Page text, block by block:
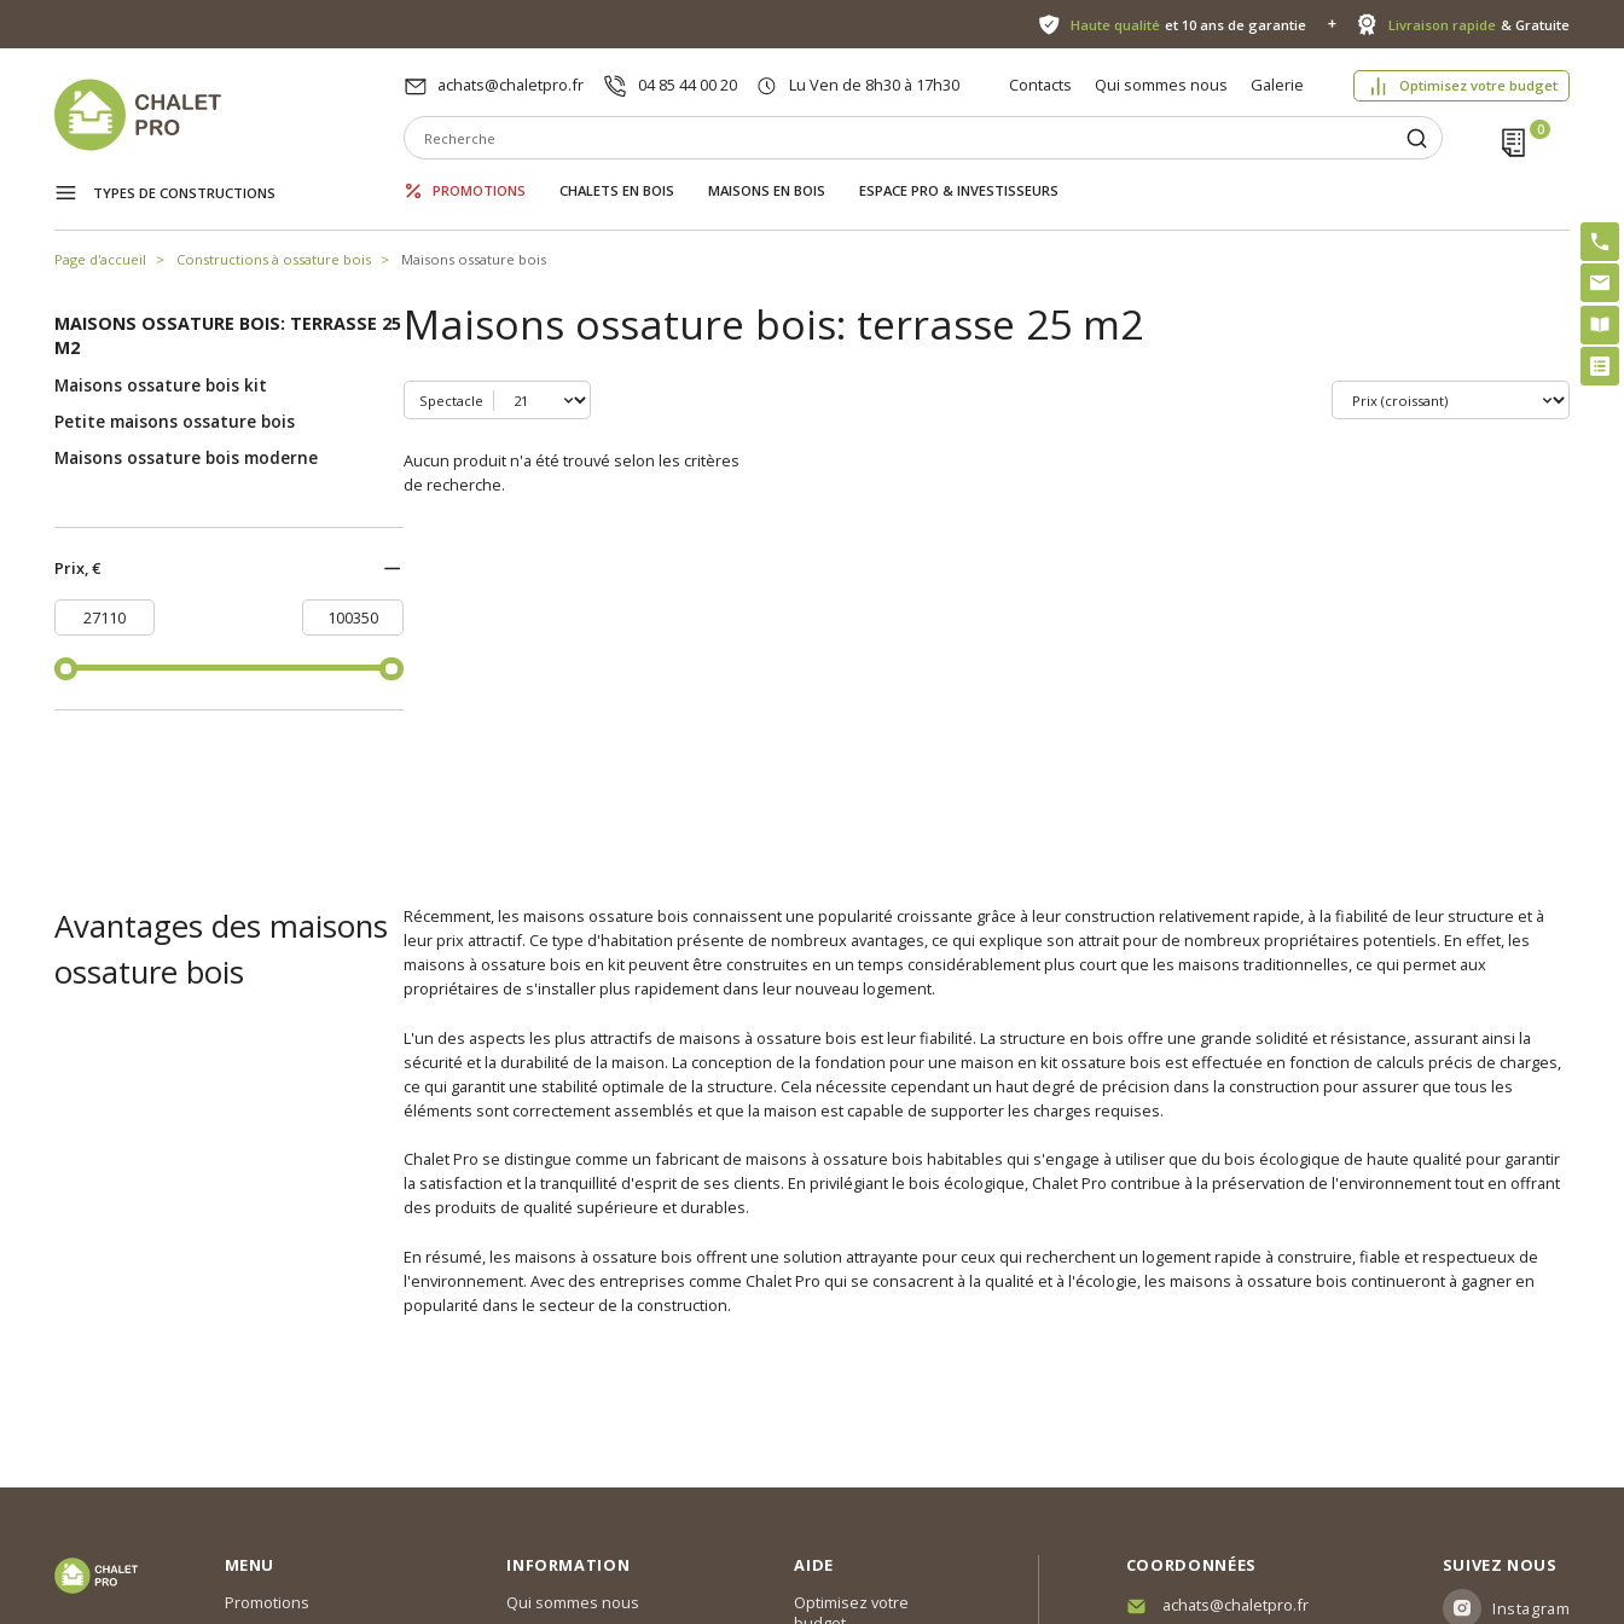
Haute qualité et 10 ans de garantie Livraison rapide & Gratuite
achats@chaletpro.fr 04 85 44 00 20 Lu Ven de 8h30 à 17h30 Contacts Qui sommes nous Galerie Optimisez votre budget
TYPES DE CONSTRUCTIONS PROMOTIONS CHALETS EN BOIS MAISONS EN BOIS ESPACE PRO & INVESTISSEURS
Page d'accueil Constructions à ossature bois Maisons ossature bois
MAISONS OSSATURE BOIS: TERRASSE 25
M2
Maisons ossature bois kit
Petite maisons ossature bois
Maisons ossature bois moderne
Prix, €
Maisons ossature bois: terrasse 25 m2
Spectacle
Aucun produit n'a été trouvé selon les critères
de recherche.
Avantages des maisons
ossature bois
Récemment, les maisons ossature bois connaissent une popularité croissante grâce à leur construction relativement rapide, à la fiabilité de leur structure et à
leur prix attractif. Ce type d'habitation présente de nombreux avantages, ce qui explique son attrait pour de nombreux propriétaires potentiels. En effet, les
maisons à ossature bois en kit peuvent être construites en un temps considérablement plus court que les maisons traditionnelles, ce qui permet aux
propriétaires de s'installer plus rapidement dans leur nouveau logement.
L'un des aspects les plus attractifs de maisons à ossature bois est leur fiabilité. La structure en bois offre une grande solidité et résistance, assurant ainsi la
sécurité et la durabilité de la maison. La conception de la fondation pour une maison en kit ossature bois est effectuée en fonction de calculs précis de charges,
ce qui garantit une stabilité optimale de la structure. Cela nécessite cependant un haut degré de précision dans la construction pour assurer que tous les
éléments sont correctement assemblés et que la maison est capable de supporter les charges requises.
Chalet Pro se distingue comme un fabricant de maisons à ossature bois habitables qui s'engage à utiliser que du bois écologique de haute qualité pour garantir
la satisfaction et la tranquillité d'esprit de ses clients. En privilégiant le bois écologique, Chalet Pro contribue à la préservation de l'environnement tout en offrant
des produits de qualité supérieure et durables.
En résumé, les maisons à ossature bois offrent une solution attrayante pour ceux qui recherchent un logement rapide à construire, fiable et respectueux de
l'environnement. Avec des entreprises comme Chalet Pro qui se consacrent à la qualité et à l'écologie, les maisons à ossature bois continueront à gagner en
popularité dans le secteur de la construction.
MENU
Promotions
INFORMATION
Qui sommes nous
AIDE
Optimisez votre
COORDONNÉES
achats@chaletpro.fr
SUIVEZ NOUS
Instagram